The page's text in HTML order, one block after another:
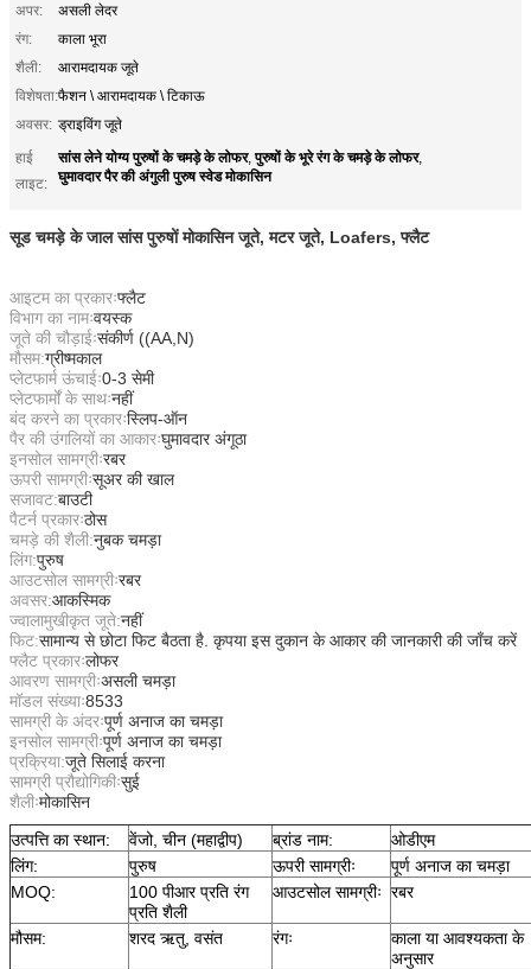
अपर:
असली लेदर
रंग:
काला भूरा
शैली:
आरामदायक जूते
विशेषता:फैशन \ आरामदायक \ टिकाऊ
अवसर: ड्राइविंग जूते
हाई
लाइट:
सांस लेने योग्य पुरुषों के चमड़े के लोफर,पुरुषों के भूरे रंग के चमड़े के लोफर,
घुमावदार पैर की अंगुली पुरुष स्वेड मोकासिन
सूड चमड़े के जाल सांस पुरुषों मोकासिन जूते, मटर जूते, Loafers, फ्लैट
आइटम का प्रकारःफ्लैट
विभाग का नामःवयस्क
जूते की चौड़ाईःसंकीर्ण ((AA,N)
मौसम:ग्रीष्मकाल
प्लेटफार्म ऊंचाईः0-3 सेमी
प्लेटफार्मों के साथःनहीं
बंद करने का प्रकारःस्लिप-ऑन
पैर की उंगलियों का आकारःघुमावदार अंगूठा
इनसोल सामग्रीःरबर
ऊपरी सामग्रीःसूअर की खाल
सजावट:बाउटी
पैटर्न प्रकारःठोस
चमड़े की शैली:नुबक चमड़ा
लिंग:पुरुष
आउटसोल सामग्रीःरबर
अवसर:आकस्मिक
ज्वालामुखीकृत जूते:नहीं
फिट:सामान्य से छोटा फिट बैठता है. कृपया इस दुकान के आकार की जानकारी की जाँच करें
फ्लैट प्रकारःलोफर
आवरण सामग्रीःअसली चमड़ा
मॉडल संख्याः8533
सामग्री के अंदरःपूर्ण अनाज का चमड़ा
इनसोल सामग्रीःपूर्ण अनाज का चमड़ा
प्रक्रिया:जूते सिलाई करना
सामग्री प्रौद्योगिकीःसुई
शैलीःमोकासिन
उत्पत्ति का स्थान:
वेंजो, चीन (महाद्वीप) ब्रांड नाम:
ओडीएम
लिंग:
पुरुष ऊपरी सामग्रीः
पूर्ण अनाज का चमड़ा
MOQ:
100 पीआर प्रति रंग
प्रति शैली
आउटसोल सामग्रीः रबर
मौसम: शरद ऋतु, वसंत रंगः
काला या आवश्यकता के
अनुसार